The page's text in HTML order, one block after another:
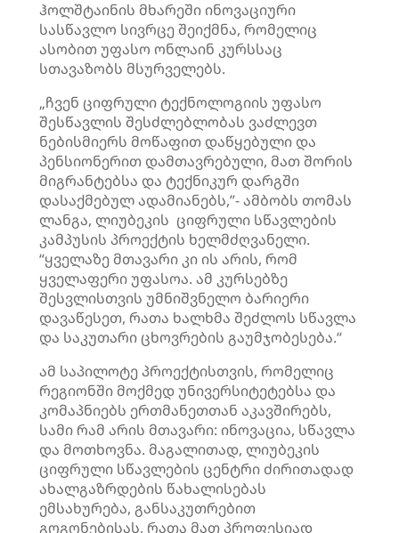
ჰოლშტაინის მხარეში ინოვაციური
სასწავლო სივრცე შეიქმნა, რომელიც
ასობით უფასო ონლაინ კურსსაც
სთავაზობს მსურველებს.
„ჩვენ ციფრული ტექნოლოგიის უფასო
შესწავლის შესძლებლობას ვაძლევთ
ნებისმიერს მოწაფით დაწყებული და
პენსიონერით დამთავრებული, მათ შორის
მიგრანტებსა და ტექნიკურ დარგში
დასაქმებულ ადამიანებს,”- ამბობს თომას
ლანგა, ლიუბეკის ციფრული სწავლების
კამპუსის პროექტის ხელმძღვანელი.
“ყველაზე მთავარი კი ის არის, რომ
ყველაფერი უფასოა. ამ კურსებზე
შესვლისთვის უმნიშვნელო ბარიერი
დავაწესეთ, რათა ხალხმა შეძლოს სწავლა
და საკუთარი ცხოვრების გაუმჯობესება.“
ამ საპილოტე პროექტისთვის, რომელიც
რეგიონში მოქმედ უნივერსიტეტებსა და
კომაპნიებს ერთმანეთთან აკავშირებს,
სამი რამ არის მთავარი: ინოვაცია, სწავლა
და მოთხოვნა. მაგალითად, ლიუბეკის
ციფრული სწავლების ცენტრი ძირითადად
ახალგაზრდების წახალისებას
ემსახურება, განსაკუთრებით
გოგონებისას, რათა მათ პროფესიად